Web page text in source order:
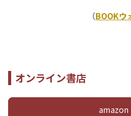
（BOOKウ
オンライン書店
amazon